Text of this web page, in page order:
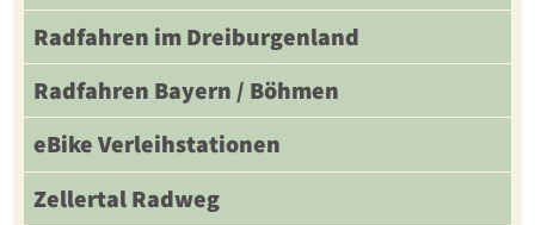
Radfahren im Dreiburgenland
Radfahren Bayern / Böhmen
eBike Verleihstationen
Zellertal Radweg